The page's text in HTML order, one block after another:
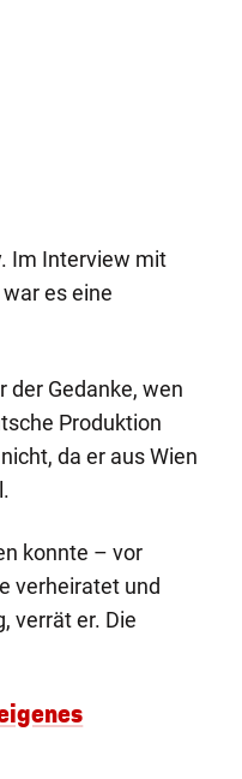
Im Interview mit
es eine
der Gedanke, wen
Produktion
da er aus Wien
konnte – vor
verheiratet und
verrät er. Die